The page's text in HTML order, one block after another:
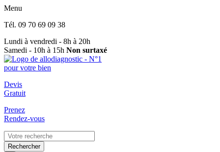
Menu
Tél. 09 70 69 09 38
Lundi à vendredi - 8h à 20h
Samedi - 10h à 15h Non surtaxé
Devis
Gratuit
Prenez
Rendez-vous
Rechercher